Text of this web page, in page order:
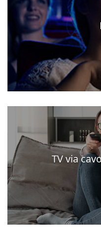
TV via